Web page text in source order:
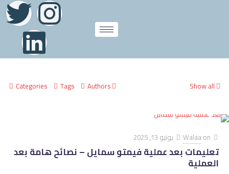
Categories Tags Authors Show all
Walaaon يونيو 13, 2025
تعليمات بعد عملية فيمتو سمايل – نصائح هامة بعد
العملية